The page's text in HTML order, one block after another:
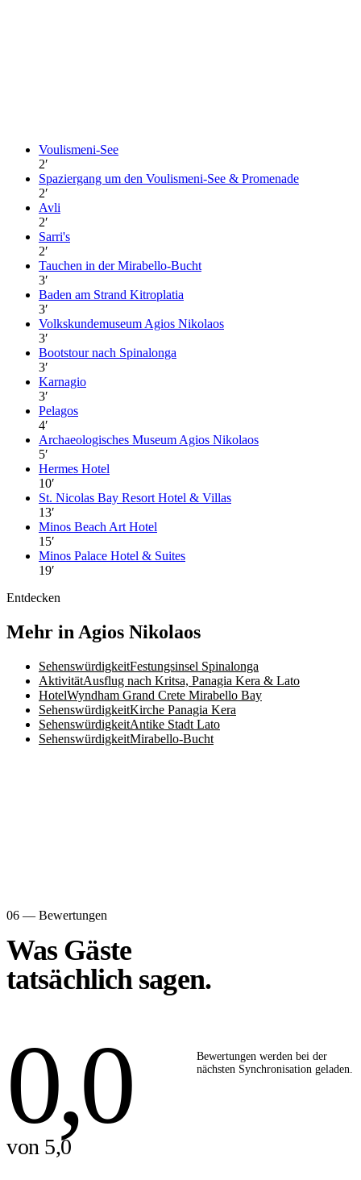
Voulismeni-See
2′
Spaziergang um den Voulismeni-See & Promenade
2′
Avli
2′
Sarri's
2′
Tauchen in der Mirabello-Bucht
3′
Baden am Strand Kitroplatia
3′
Volkskundemuseum Agios Nikolaos
3′
Bootstour nach Spinalonga
3′
Karnagio
3′
Pelagos
4′
Archaeologisches Museum Agios Nikolaos
5′
Hermes Hotel
10′
St. Nicolas Bay Resort Hotel & Villas
13′
Minos Beach Art Hotel
15′
Minos Palace Hotel & Suites
19′
Entdecken
Mehr in Agios Nikolaos
SehenswürdigkeitFestungsinsel Spinalonga
AktivitätAusflug nach Kritsa, Panagia Kera & Lato
HotelWyndham Grand Crete Mirabello Bay
SehenswürdigkeitKirche Panagia Kera
SehenswürdigkeitAntike Stadt Lato
SehenswürdigkeitMirabello-Bucht
06 — Bewertungen
Was Gäste
tatsächlich sagen.
0,0
von 5,0
Bewertungen werden bei der
nächsten Synchronisation geladen.